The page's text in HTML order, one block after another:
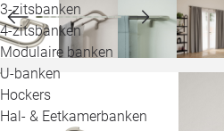
3-zitsbanken
4-zitsbanken
Modulaire banken
U-banken
Hockers
Hal- & Eetkamerbanken